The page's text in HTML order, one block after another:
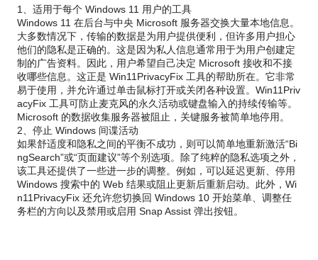
1、适用于每个 Windows 11 用户的工具
Windows 11 在后台与中央 Microsoft 服务器交换大量本地信息。
大多数情况下，传输的数据是为用户提供便利，但许多用户担心
他们的隐私是正确的。这是因为私人信息通常用于为用户创建定
制的广告资料。因此，用户希望自己决定 Microsoft 接收和不接
收哪些信息。这正是 Win11PrivacyFix 工具的帮助所在。它非常
易于使用，并允许通过单击鼠标打开或关闭各种设置。Win11Priv
acyFix 工具可防止麦克风的永久活动或键盘输入的持续传输等。
Microsoft 的数据收集服务器被阻止，关键服务被简单地停用。
2、停止 Windows 间谍活动
如果舒适度和隐私之间的平衡不成功，则可以简单地重新激活“Bi
ngSearch”或“页面建议”等个别选项。除了纯粹的隐私选项之外，
该工具还提供了一些进一步的调整。例如，可以延迟更新、停用
Windows 搜索中的 Web 结果或阻止更新后重新启动。此外，Wi
n11PrivacyFix 还允许您切换回 Windows 10 开始菜单、调整任
务栏的方向以及禁用或启用 Snap Assist 弹出按钮。